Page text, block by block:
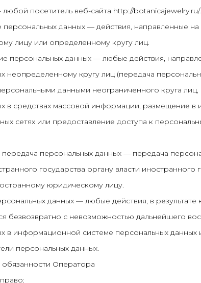
любой посетитель веб-сайта http://botanicajewelry.ru/.
персональных данных — действия, направленные
лицу или определенному кругу лиц.
персональных данных — любые действия,
неопределенному кругу лиц (передача
данными неограниченного круга
в средствах массовой информации, размещение
сетях или предоставление доступа к
передача персональных данных — передача
государства органу власти иностранного
юридическому лицу.
данных — любые действия, в
безвозвратно с невозможностью дальнейшего
в информационной системе персональных данных
персональных данных.
Оператора